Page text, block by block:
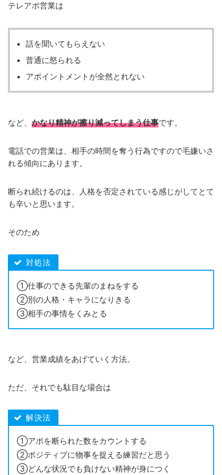
テレアポ営業は
話を聞いてもらえない
普通に怒られる
アポイントメントが全然とれない
など、 かなり精神が擦り減ってしまう仕事です。
電話での営業は、相手の時間を奪う行為ですので毛嫌いさ
れる傾向にあります。
断られ続けるのは、人格を否定されている感じがしてとて
も辛いと思います。
そのため
対処法
①仕事のできる先輩のまねをする
②別の人格・キャラになりきる
③相手の事情をくみとる
など、営業成績をあげていく方法。
ただ、それでも駄目な場合は
解決法
①アポを断られた数をカウントする
②ポジティブに物事を捉える練習だと思う
③どんな状況でも負けない精神が身につく